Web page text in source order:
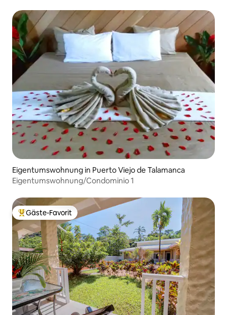
Eigentumswohnung in Puerto Viejo de Talamanca
Eigentumswohnung/Condominio 1
Beliebter Gäste-Favorit.
Gäste-Favorit